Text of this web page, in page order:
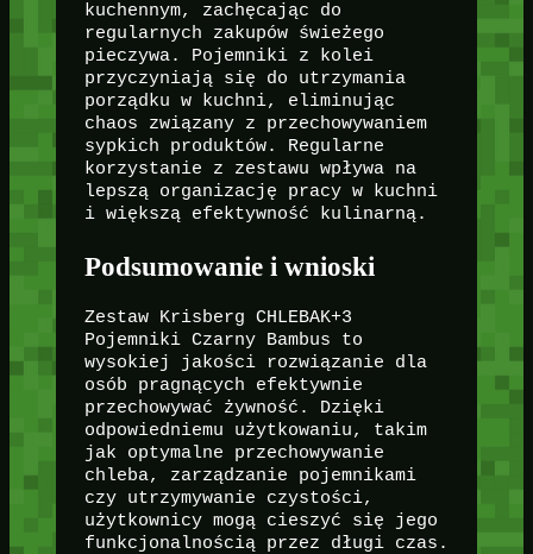
kuchennym, zachęcając do
regularnych zakupów świeżego
pieczywa. Pojemniki z kolei
przyczyniają się do utrzymania
porządku w kuchni, eliminując
chaos związany z przechowywaniem
sypkich produktów. Regularne
korzystanie z zestawu wpływa na
lepszą organizację pracy w kuchni
i większą efektywność kulinarną.
Podsumowanie i wnioski
Zestaw Krisberg CHLEBAK+3
Pojemniki Czarny Bambus to
wysokiej jakości rozwiązanie dla
osób pragnących efektywnie
przechowywać żywność. Dzięki
odpowiedniemu użytkowaniu, takim
jak optymalne przechowywanie
chleba, zarządzanie pojemnikami
czy utrzymywanie czystości,
użytkownicy mogą cieszyć się jego
funkcjonalnością przez długi czas.